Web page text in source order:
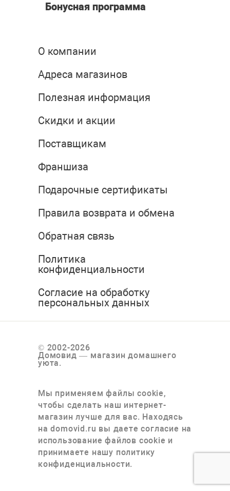
Бонусная программа
О компании
Адреса магазинов
Полезная информация
Скидки и акции
Поставщикам
Франшиза
Подарочные сертификаты
Правила возврата и обмена
Обратная связь
Политика
конфиденциальности
Согласие на обработку
персональных данных
© 2002-2026
Домовид — магазин домашнего
уюта.
Мы применяем файлы cookie,
чтобы сделать наш интернет-
магазин лучше для вас. Находясь
на domovid.ru вы даете согласие на
использование файлов cookie и
принимаете нашу политику
конфиденциальности.